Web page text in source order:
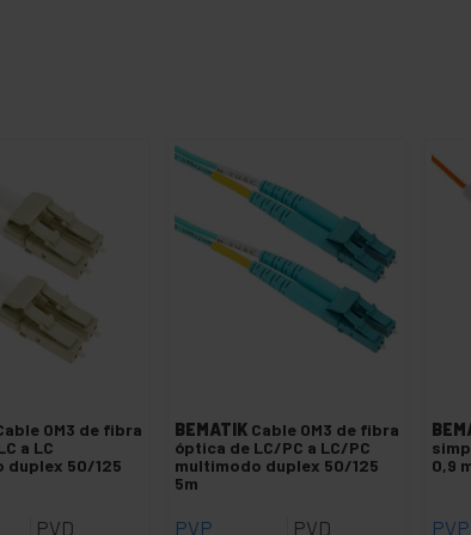
OM3 de fibra
a LC
duplex 50/125
PVD
BEMATIK Cable OM3 de fibra
óptica de LC/PC a LC/PC
multimodo duplex 50/125
5m
PVP PVD
0,9
PVP